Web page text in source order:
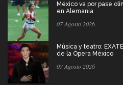
México va por pase
en Alemania
07 Agosto 2026
Música y teatro:
de la Ópera México
07 Agosto 2026